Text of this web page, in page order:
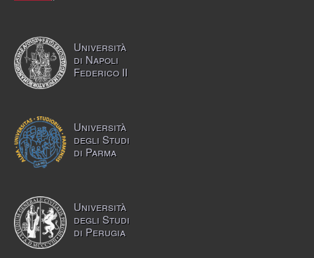
Università
di Napoli
Federico II
Università
degli Studi
di Parma
Università
degli Studi
di Perugia